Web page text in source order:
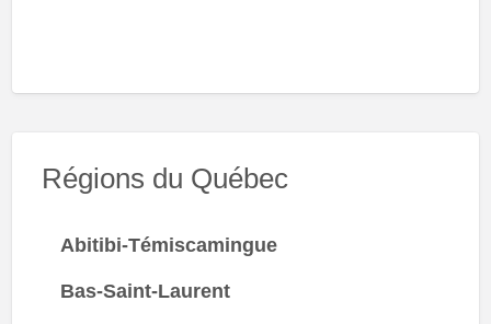
Régions du Québec
Abitibi-Témiscamingue
Bas-Saint-Laurent